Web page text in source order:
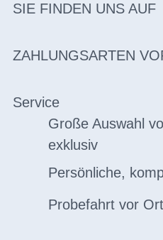
SIE FINDEN UNS AUF
ZAHLUNGSARTEN
Service
Große Auswahl
exklusiv
Persönliche,
Probefahrt vor